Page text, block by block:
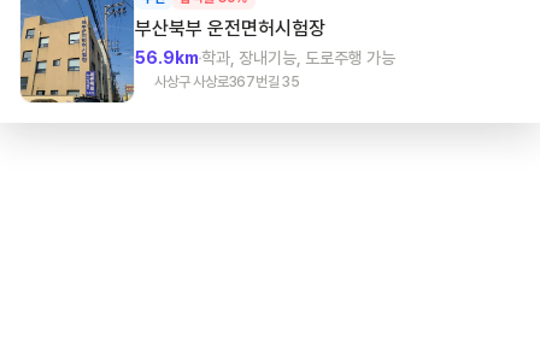
부산북부 운전면허시험장
56.9km학과, 장내기능, 도로주행 가능
사상구 사상로367번길 35